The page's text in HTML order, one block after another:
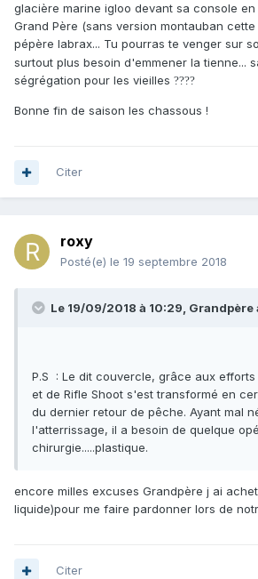
glacière marine igloo devant sa console
Grand Père (sans version montauban
pépère labrax... Tu pourras te venger sur
surtout plus besoin d'emmener la tienne...
ségrégation pour les vieilles ????
Bonne fin de saison les chassous !
Citer
roxy
Posté(e) le 19 septembre 2018
Le 19/09/2018 à 10:29, Grandpère
P.S : Le dit couvercle, grâce aux
et de Rifle Shoot s'est transformé en
du dernier retour de pêche. Ayant mal
l'atterrissage, il a besoin de quelque
chirurgie.....plastique.
encore milles excuses Grandpère j ai
liquide)pour me faire pardonner lors de
Citer